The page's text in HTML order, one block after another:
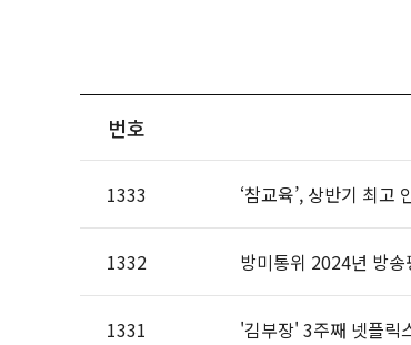
번호
1333 ‘참교육’, 상반기 최
1332 방미통위 2024년 방
1331 '김부장' 3주째 넷플